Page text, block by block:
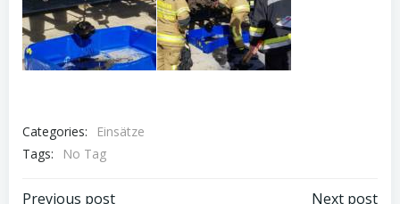
Categories:
Einsätze
Tags:
No Tag
Previous post Next post